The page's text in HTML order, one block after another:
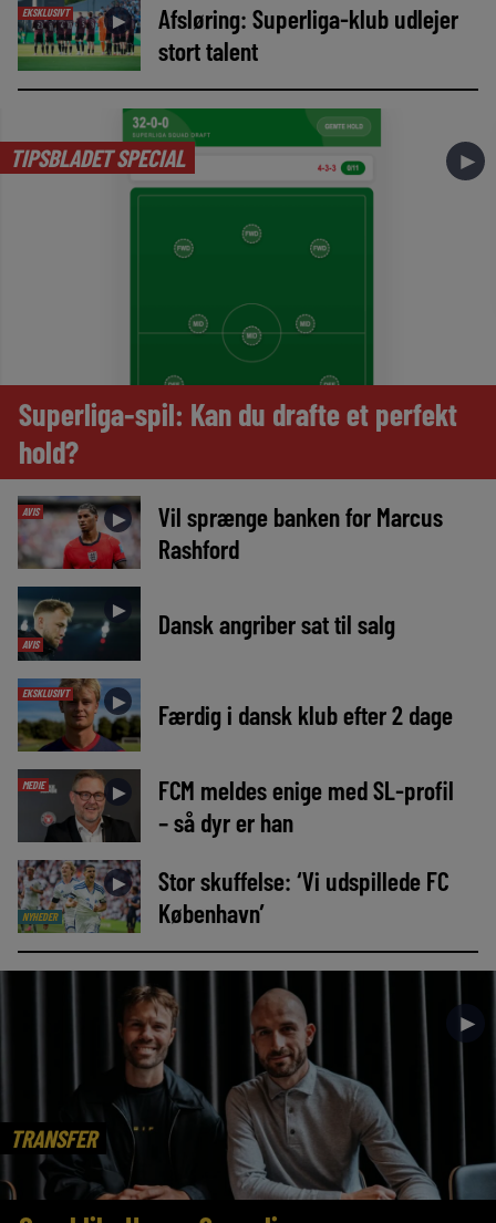
EKSKLUSIVT ►
Afsløring: Superliga-klub udlejer
stort talent
TIPSBLADET SPECIAL ►
Superliga-spil: Kan du drafte et perfekt
hold?
AVIS ►
Vil sprænge banken for Marcus
Rashford
AVIS
► Dansk angriber sat til salg
EKSKLUSIVT ► Færdig i dansk klub efter 2 dage
MEDIE ►
FCM meldes enige med SL-profil
– så dyr er han
NYHEDER
►
Stor skuffelse: ‘Vi udspillede FC
København’
TRANSFER
►